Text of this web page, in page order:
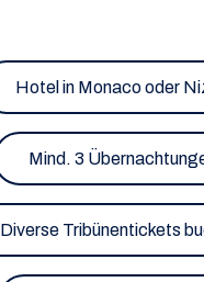
Hotel in Monaco oder
Mind. 3
Diverse Tribünentickets